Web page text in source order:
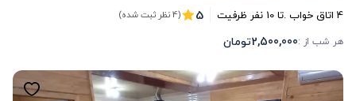
4 اتاق خواب .تا10 نفر ظرفیت 5 (4 نظر ثبت شده)
هر شب از :2,500,000تومان